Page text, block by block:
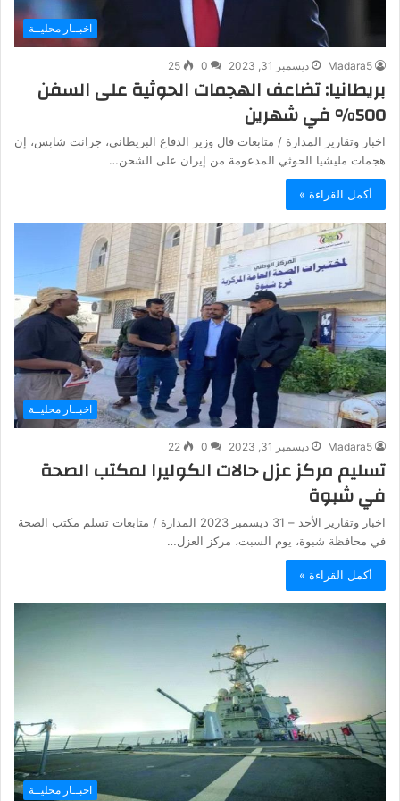
اخبــار محليــة
Madara5 ديسمبر 31, 2023 0
25
بريطانيا: تضاعف الهجمات الحوثية على السفن
500% في شهرين
اخبار وتقارير المدارة / متابعات قال وزير الدفاع البريطاني، جرانت شابس، إن
هجمات مليشيا الحوثي المدعومة من إيران على الشحن…
أكمل القراءة »
اخبــار محليــة
Madara5 ديسمبر 31, 2023 0
22
تسليم مركز عزل حالات الكوليرا لمكتب الصحة
في شبوة
اخبار وتقارير الأحد – 31 ديسمبر 2023 المدارة / متابعات تسلم مكتب الصحة
في محافظة شبوة، يوم السبت، مركز العزل…
أكمل القراءة »
اخبــار محليــة